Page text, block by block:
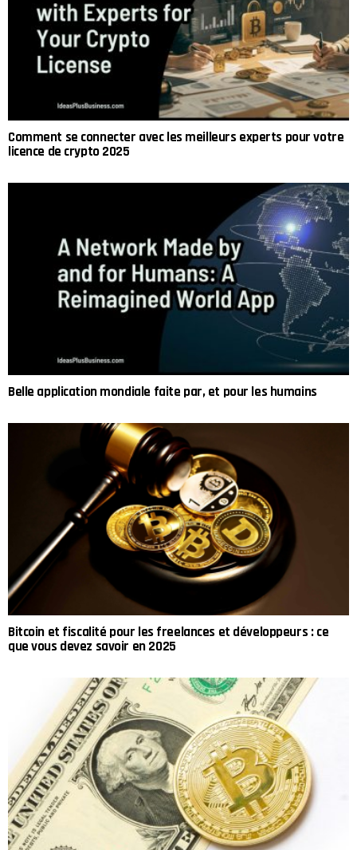
Comment se connecter avec les meilleurs experts pour votre
licence de crypto 2025
Belle application mondiale faite par, et pour les humains
Bitcoin et fiscalité pour les freelances et développeurs : ce
que vous devez savoir en 2025